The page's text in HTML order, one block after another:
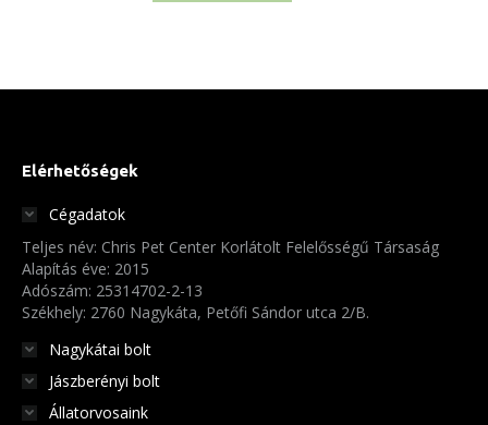
termékoldalon
Elérhetőségek
Cégadatok
Teljes név: Chris Pet Center Korlátolt Felelősségű Társaság
Alapítás éve: 2015
Adószám: 25314702-2-13
Székhely: 2760 Nagykáta, Petőfi Sándor utca 2/B.
Nagykátai bolt
Jászberényi bolt
Állatorvosaink